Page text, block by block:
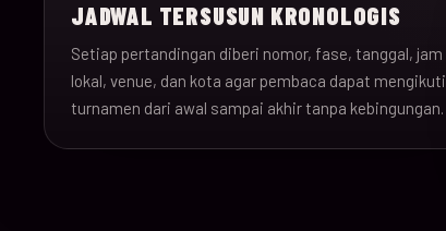
JADWAL TERSUSUN KRONOLOGIS
Setiap pertandingan diberi nomor, fase, tanggal, jam
lokal, venue, dan kota agar pembaca dapat mengikuti
turnamen dari awal sampai akhir tanpa kebingungan.